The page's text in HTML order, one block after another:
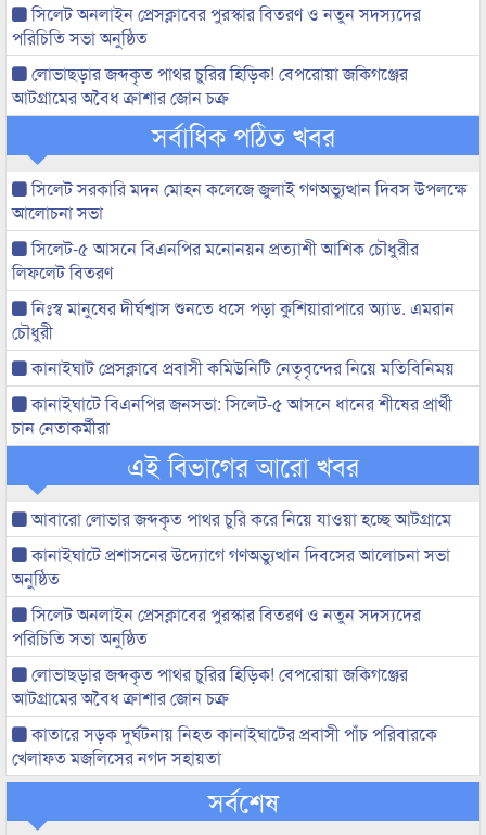
সিলেট অনলাইন প্রেসক্লাবের পুরস্কার বিতরণ ও নতুন সদস্যদের
পরিচিতি সভা অনুষ্ঠিত
লোভাছড়ার জব্দকৃত পাথর চুরির হিড়িক! বেপরোয়া জকিগঞ্জের
আটগ্রামের অবৈধ ক্রাশার জোন চক্র
সর্বাধিক পঠিত খবর
সিলেট সরকারি মদন মোহন কলেজে জুলাই গণঅভ্যুত্থান দিবস উপলক্ষে
আলোচনা সভা
সিলেট-৫ আসনে বিএনপির মনোনয়ন প্রত্যাশী আশিক চৌধুরীর
লিফলেট বিতরণ
নিঃস্ব মানুষের দীর্ঘশ্বাস শুনতে ধসে পড়া কুশিয়ারাপারে অ্যাড. এমরান
চৌধুরী
কানাইঘাট প্রেসক্লাবে প্রবাসী কমিউনিটি নেতৃবৃন্দের নিয়ে মতিবিনিময়
কানাইঘাটে বিএনপির জনসভা: সিলেট-৫ আসনে ধানের শীষের প্রার্থী
চান নেতাকর্মীরা
এই বিভাগের আরো খবর
আবারো লোভার জব্দকৃত পাথর চুরি করে নিয়ে যাওয়া হচ্ছে আটগ্রামে
কানাইঘাটে প্রশাসনের উদ্যোগে গণঅভ্যুত্থান দিবসের আলোচনা সভা
অনুষ্ঠিত
সিলেট অনলাইন প্রেসক্লাবের পুরস্কার বিতরণ ও নতুন সদস্যদের
পরিচিতি সভা অনুষ্ঠিত
লোভাছড়ার জব্দকৃত পাথর চুরির হিড়িক! বেপরোয়া জকিগঞ্জের
আটগ্রামের অবৈধ ক্রাশার জোন চক্র
কাতারে সড়ক দুর্ঘটনায় নিহত কানাইঘাটের প্রবাসী পাঁচ পরিবারকে
খেলাফত মজলিসের নগদ সহায়তা
সর্বশেষ